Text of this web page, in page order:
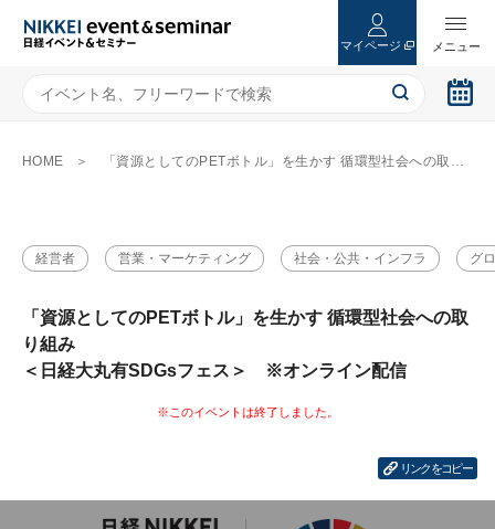
マイページ
HOME 「資源としてのPETボトル」を生かす 循環型社会への取り組み ＜日経大丸有SDGsフェス＞ ※オンライン配信
経営者 営業・マーケティング 社会・公共・インフラ グ
「資源としてのPETボトル」を生かす 循環型社会への取
り組み
＜日経大丸有SDGsフェス＞ ※オンライン配信
リンクをコピー